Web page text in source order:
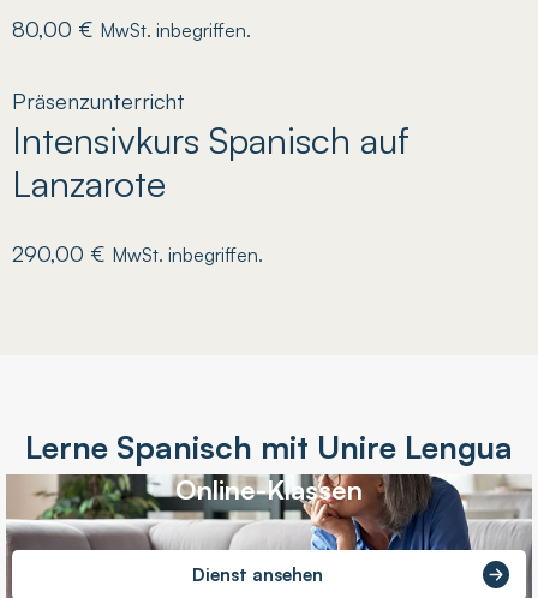
80,00 € MwSt. inbegriffen.
Präsenzunterricht
Intensivkurs Spanisch auf
Lanzarote
290,00 € MwSt. inbegriffen.
Lerne Spanisch mit Unire Lengua
Online-Klassen
Dienst ansehen